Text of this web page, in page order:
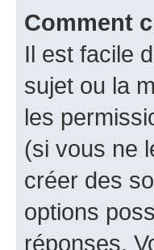
Comment
Il est facile
sujet ou la
les
(si vous ne
créer des
options
réponses.